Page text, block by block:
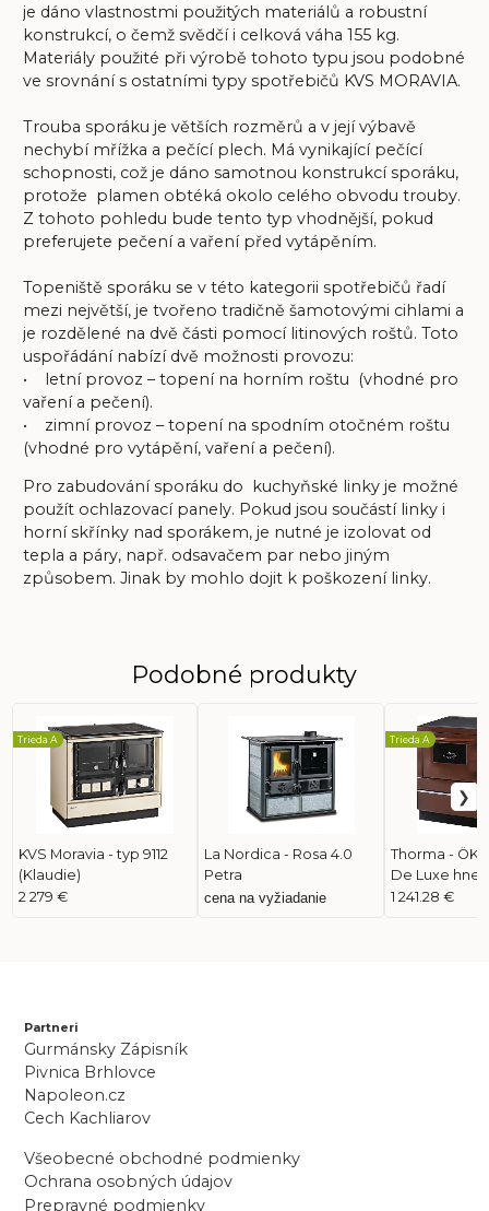
je dáno vlastnostmi použitých materiálů a robustní
konstrukcí, o čemž svědčí i celková váha 155 kg.
Materiály použité při výrobě tohoto typu jsou podobné
ve srovnání s ostatními typy spotřebičů KVS MORAVIA.
Trouba sporáku je větších rozměrů a v její výbavě
nechybí mřížka a pečící plech. Má vynikající pečící
schopnosti, což je dáno samotnou konstrukcí sporáku,
protože plamen obtéká okolo celého obvodu trouby.
Z tohoto pohledu bude tento typ vhodnější, pokud
preferujete pečení a vaření před vytápěním.
Topeniště sporáku se v této kategorii spotřebičů řadí
mezi největší, je tvořeno tradičně šamotovými cihlami a
je rozdělené na dvě části pomocí litinových roštů. Toto
uspořádání nabízí dvě možnosti provozu:
• letní provoz – topení na horním roštu (vhodné pro
vaření a pečení).
• zimní provoz – topení na spodním otočném roštu
(vhodné pro vytápění, vaření a pečení).
Pro zabudování sporáku do kuchyňské linky je možné
použít ochlazovací panely. Pokud jsou součástí linky i
horní skřínky nad sporákem, je nutné je izolovat od
tepla a páry, např. odsavačem par nebo jiným
způsobem. Jinak by mohlo dojit k poškození linky.
Podobné produkty
KVS Moravia - typ 9112
(Klaudie)
Trieda A
2 279 €
La Nordica - Rosa 4.0
Petra
cena na vyžiadanie
Thorma -
De Luxe
Trieda A
1 241.28 €
Partneri
Gurmánsky Zápisník
Pivnica Brhlovce
Napoleon.cz
Cech Kachliarov
Všeobecné obchodné podmienky
Ochrana osobných údajov
Prepravné podmienky